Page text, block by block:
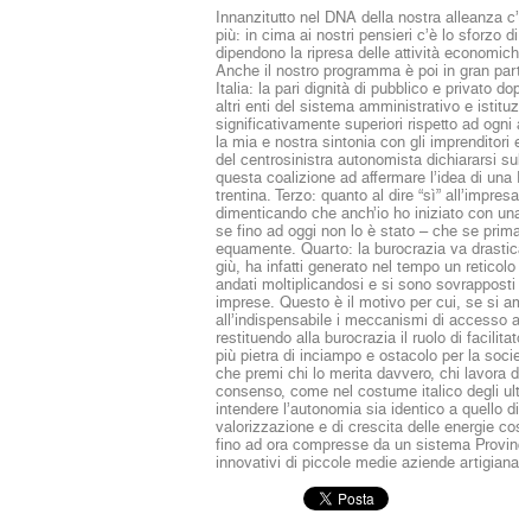
Innanzitutto nel DNA della nostra alleanza
più: in cima ai nostri pensieri c’è lo sforzo
dipendono la ripresa delle attività
Anche il nostro programma è poi in gran
Italia: la pari dignità di pubblico e privato
altri enti del sistema amministrativo e
significativamente superiori rispetto ad
la mia e nostra sintonia con gli
del centrosinistra autonomista dichiararsi
questa coalizione ad affermare l’idea di
trentina. Terzo: quanto al dire “sì”
dimenticando che anch’io ho iniziato con
se fino ad oggi non lo è stato – che se
equamente. Quarto: la burocrazia va
giù, ha infatti generato nel tempo un
andati moltiplicandosi e si sono
imprese. Questo è il motivo per cui, se si
all’indispensabile i meccanismi di accesso
restituendo alla burocrazia il ruolo di
più pietra di inciampo e ostacolo per la
che premi chi lo merita davvero, chi lavora
consenso, come nel costume italico degli
intendere l’autonomia sia identico a quello
valorizzazione e di crescita delle energie
fino ad ora compresse da un sistema
innovativi di piccole medie aziende